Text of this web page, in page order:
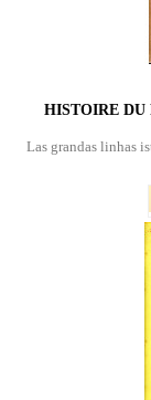
HISTOIRE DU
Las grandas linhas